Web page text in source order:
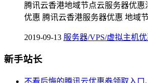
腾讯云香港地域节点云服务器优
优惠 腾讯云香港服务器优惠 地域
2019-09-13 服务器/VPS/虚拟主机
新手站长
不看后悔的腾讯云优惠券领取入